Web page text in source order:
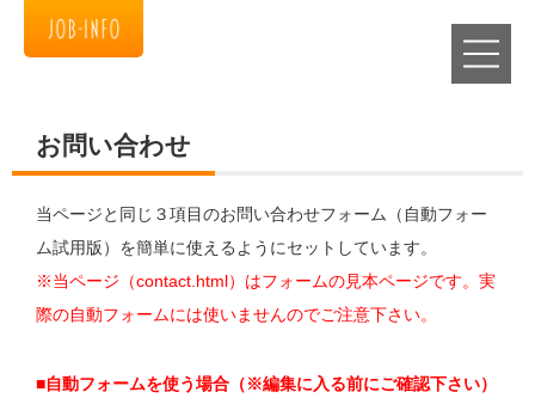
お問い合わせ
当ページと同じ３項目のお問い合わせフォーム（自動フォー
ム試用版）を簡単に使えるようにセットしています。
※当ページ（contact.html）はフォームの見本ページです。実
際の自動フォームには使いませんのでご注意下さい。
■自動フォームを使う場合（※編集に入る前にご確認下さい）